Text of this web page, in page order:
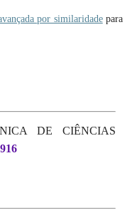
por similaridadepara
DE CIÊNCIAS